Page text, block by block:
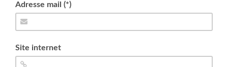
Adresse mail (*)
Site internet